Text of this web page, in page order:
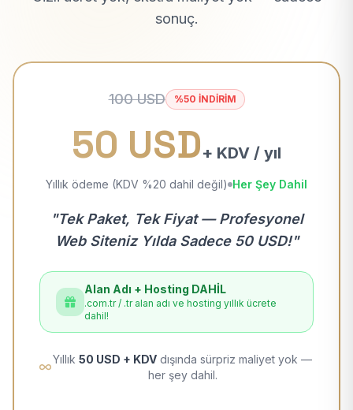
sonuç.
100 USD %50 İNDİRİM
50 USD+ KDV / yıl
Yıllık ödeme (KDV %20 dahil değil) Her Şey Dahil
"Tek Paket, Tek Fiyat — Profesyonel
Web Siteniz Yılda Sadece 50 USD!"
Alan Adı + Hosting DAHİL
.com.tr / .tr alan adı ve hosting yıllık ücrete
dahil!
Yıllık 50 USD + KDV dışında sürpriz maliyet yok —
her şey dahil.